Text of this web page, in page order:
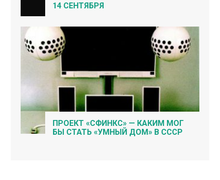
14 СЕНТЯБРЯ
ПРОЕКТ «СФИНКС» — КАКИМ МОГ
БЫ СТАТЬ «УМНЫЙ ДОМ» В СССР